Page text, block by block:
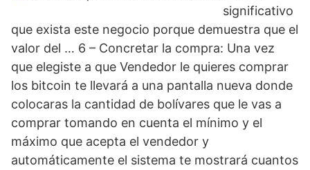
significativo
que exista este negocio porque demuestra que el
valor del … 6 – Concretar la compra: Una vez
que elegiste a que Vendedor le quieres comprar
los bitcoin te llevará a una pantalla nueva donde
colocaras la cantidad de bolívares que le vas a
comprar tomando en cuenta el mínimo y el
máximo que acepta el vendedor y
automáticamente el sistema te mostrará cuantos